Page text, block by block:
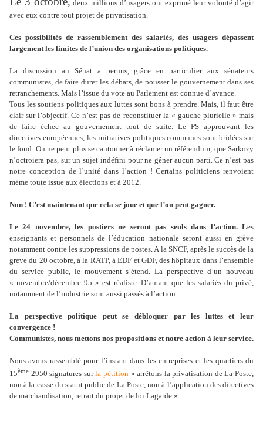
deux millions d’usagers ont exprimé leur volonté d’agir
avec eux contre tout projet de privatisation.
Ces possibilités de rassemblement des salariés, des usagers dépassent
largement les limites de l’union des organisations politiques.
La discussion au Sénat a permis, grâce en particulier aux sénateurs
communistes, de faire durer les débats, de pousser le gouvernement dans ses
retranchements. Mais l’issue du vote au Parlement est connue d’avance.
Tous les soutiens politiques aux luttes sont bons à prendre. Mais, il faut être
clair sur l’objectif. Ce n’est pas de reconstituer la « gauche plurielle » mais
de faire échec au gouvernement tout de suite. Le PS approuvant les
directives européennes, les initiatives politiques communes sont bridées sur
le fond. On ne peut plus se cantonner à réclamer un référendum, que Sarkozy
n’octroiera pas, sur un sujet indéfini pour ne gêner aucun parti. Ce n’est pas
notre conception de l’unité dans l’action ! Certains politiciens renvoient
même toute issue aux élections et à 2012.
Non ! C’est maintenant que cela se joue et que l’on peut gagner.
Le 24 novembre, les postiers ne seront pas seuls dans l’action. Les
enseignants et personnels de l’éducation nationale seront aussi en grève
notamment contre les suppressions de postes. A la SNCF, après le succès de la
grève du 20 octobre, à la RATP, à EDF et GDF, des hôpitaux dans l’ensemble
du service public, le mouvement s’étend. La perspective d’un nouveau
« novembre/décembre 95 » est réaliste. D’autant que les salariés du privé,
notamment de l’industrie sont aussi passés à l’action.
La perspective politique peut se débloquer par les luttes et leur
convergence !
Communistes, nous mettons nos propositions et notre action à leur service.
Nous avons rassemblé pour l’instant dans les entreprises et les quartiers du
15ème 2950 signatures surla pétition « arrêtons la privatisation de La Poste,
non à la casse du statut public de La Poste, non à l’application des directives
de marchandisation, retrait du projet de loi Lagarde ».